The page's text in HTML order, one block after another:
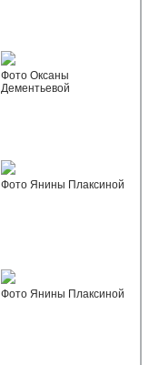
Фото Оксаны
Дементьевой
Фото Янины Плаксиной
Фото Янины Плаксиной